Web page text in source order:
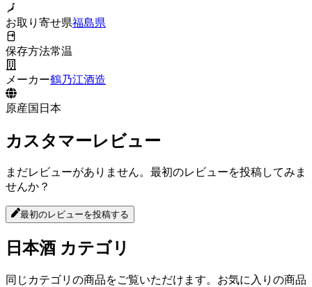
お取り寄せ県福島県
保存方法常温
メーカー鶴乃江酒造
原産国 日本
カスタマーレビュー
まだレビューがありません。最初のレビューを投稿してみま
せんか？
最初のレビューを投稿する
日本酒 カテゴリ
同じカテゴリの商品をご覧いただけます。お気に入りの商品